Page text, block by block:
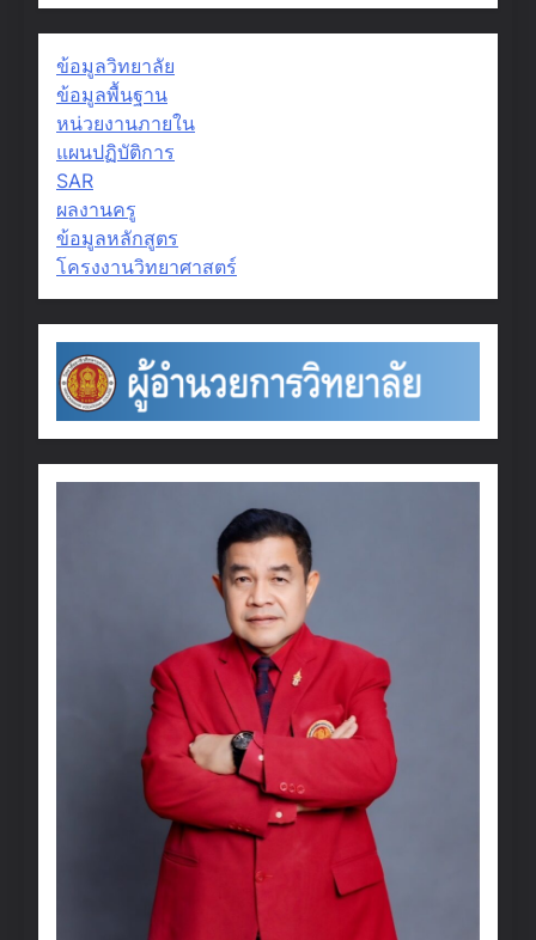
ข้อมูลวิทยาลัย
ข้อมูลพื้นฐาน
หน่วยงานภายใน
แผนปฏิบัติการ
SAR
ผลงานครู
ข้อมูลหลักสูตร
โครงงานวิทยาศาสตร์